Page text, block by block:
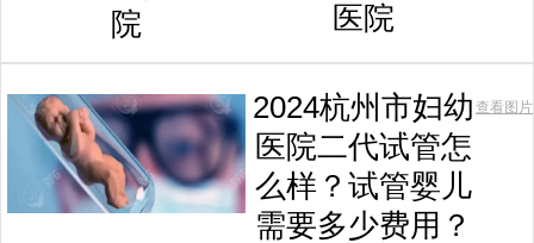
医院
2024杭州市妇幼
医院二代试管怎
么样？试管婴儿
需要多少费用？
查看图片